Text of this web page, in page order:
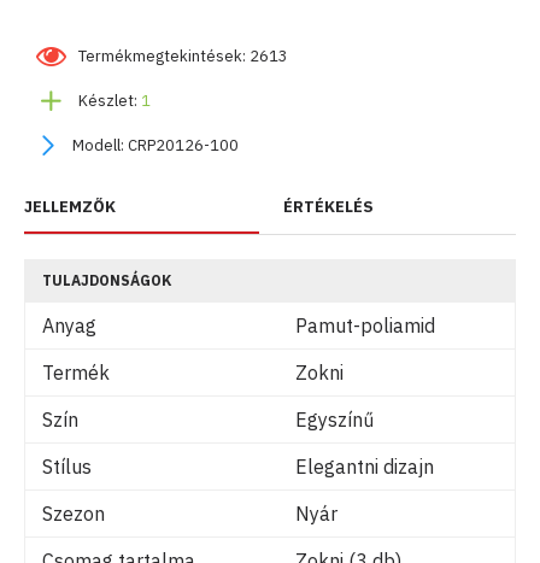
Készlet: 1
Modell: CRP20126-100
Termékmegtekintések: 2613
JELLEMZŐK ÉRTÉKELÉS
TULAJDONSÁGOK
Anyag
Pamut-poliamid
Termék
Zokni
Szín
Egyszínű
Stílus
Elegantni dizajn
Szezon
Nyár